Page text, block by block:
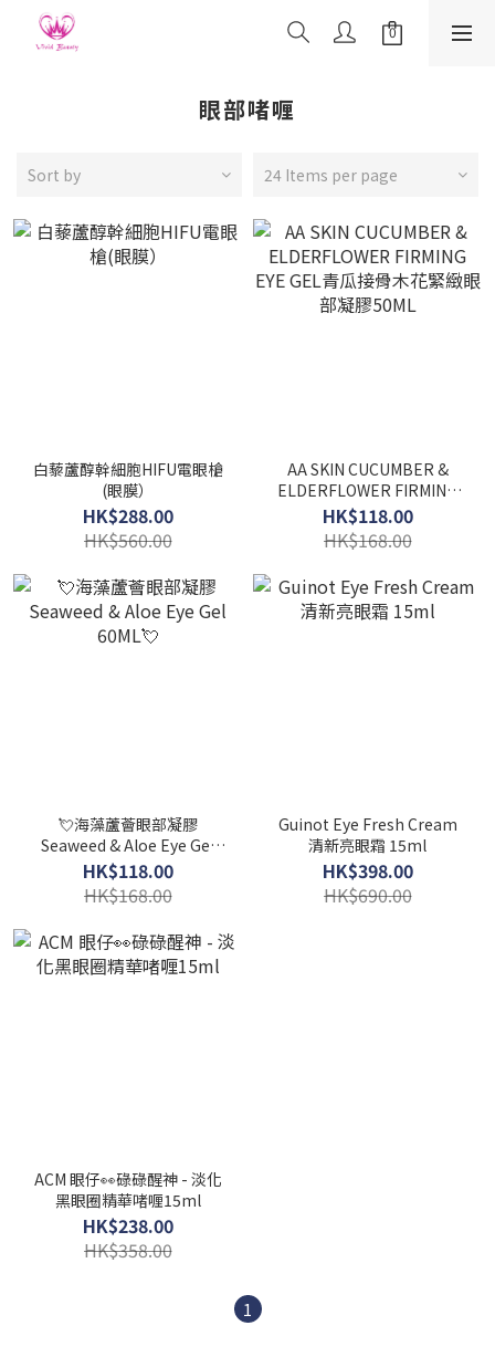
眼部啫喱
Sort by 24 Items per page
白藜蘆醇幹細胞HIFU電眼槍
(眼膜）
HK$288.00
HK$560.00
AA SKIN CUCUMBER &
ELDERFLOWER FIRMING
EYE GEL青瓜接骨木花緊緻
眼部凝膠50ML
HK$118.00
HK$168.00
💘海藻蘆薈眼部凝膠
Seaweed & Aloe Eye Gel
60ML💘
HK$118.00
HK$168.00
Guinot Eye Fresh Cream
清新亮眼霜 15ml
HK$398.00
HK$690.00
ACM 眼仔👀碌碌醒神 - 淡化
黑眼圈精華啫喱15ml
HK$238.00
HK$358.00
1